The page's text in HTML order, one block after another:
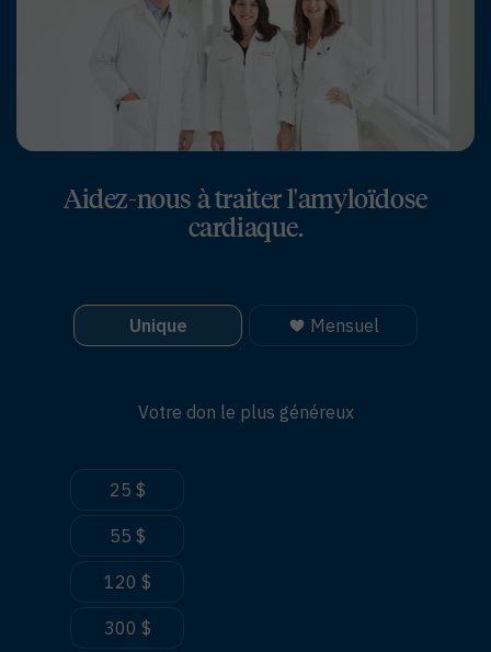
Aidez-nous à traiter l'amyloïdose
cardiaque.